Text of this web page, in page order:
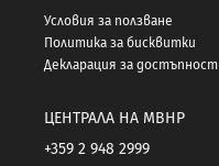
Условия за ползване
Политика за бисквитки
Декларация за достъпност
ЦЕНТРАЛА НА МВНР
+359 2 948 2999